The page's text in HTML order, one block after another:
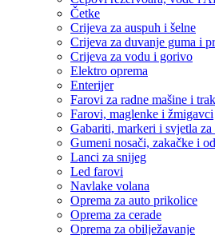
Četke
Crijeva za auspuh i šelne
Crijeva za duvanje guma i
Crijeva za vodu i gorivo
Elektro oprema
Enterijer
Farovi za radne mašine i
Farovi, maglenke i žmigavci
Gabariti, markeri i svjetla za
Gumeni nosači, zakačke i
Lanci za snijeg
Led farovi
Navlake volana
Oprema za auto prikolice
Oprema za cerade
Oprema za obilježavanje